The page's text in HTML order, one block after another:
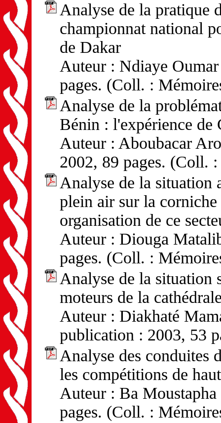
Analyse de la pratique
championnat national
de Dakar
Auteur : Ndiaye
pages. (Coll. :
Analyse de la
Bénin : l'expérience de
Auteur : Aboubacar
2002, 89 pages. (Coll.
Analyse de la situation
plein air sur la
organisation de ce
Auteur : Diouga
pages. (Coll. :
Analyse de la situation
moteurs de la
Auteur : Diakhaté
publication : 2003, 53
Analyse des conduites
les compétitions de
Auteur : Ba
pages. (Coll. :